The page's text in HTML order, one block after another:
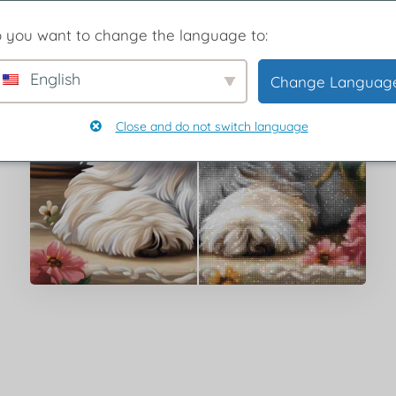
you want to change the language to:
English Change
Close and do not switch language